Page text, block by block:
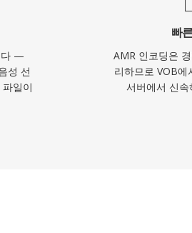
다 —
성 선
일이
빠
AMR 인코딩은
리하므로 VOB에
서버에서 신